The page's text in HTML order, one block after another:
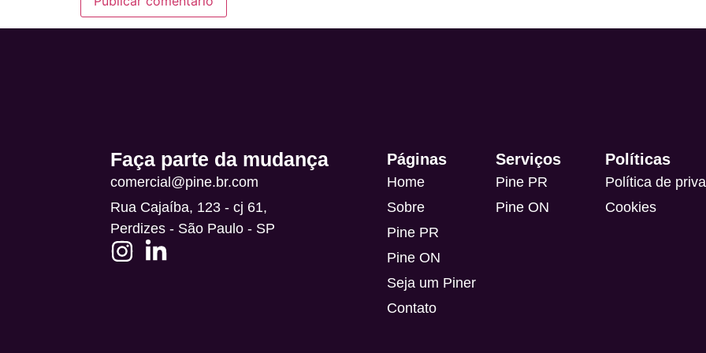
Faça parte da mudança
comercial@pine.br.com
Rua Cajaíba, 123 - cj 61,
Perdizes - São Paulo - SP
Páginas
Home
Sobre
Pine PR
Pine ON
Seja um Piner
Contato
Serviços
Pine PR
Pine ON
Políticas
Política de
Cookies